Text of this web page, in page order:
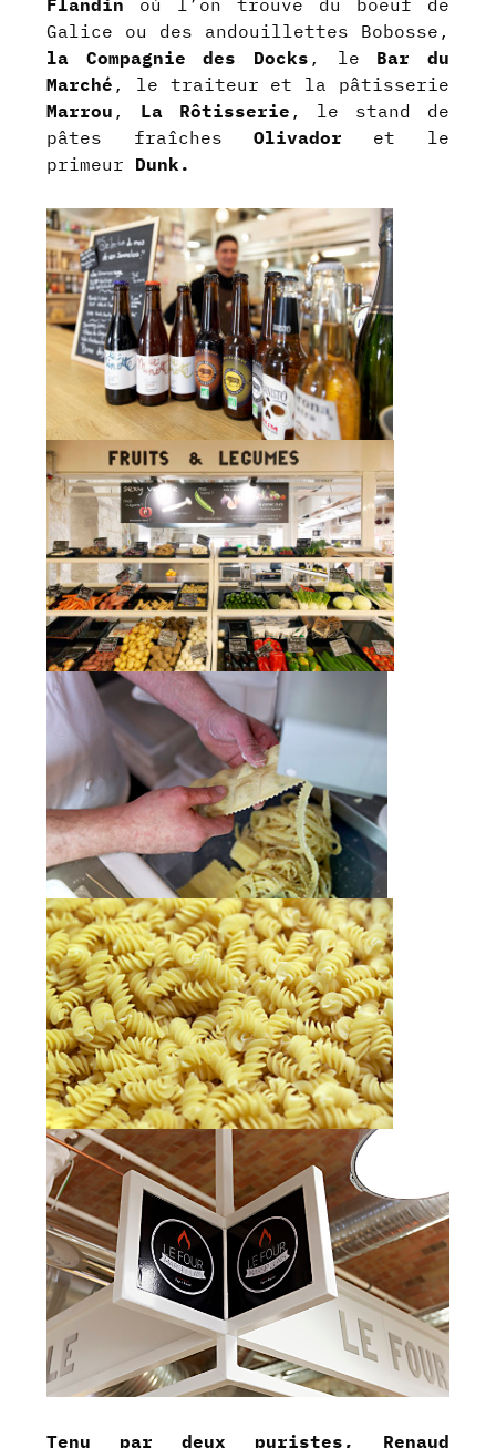
Flandin où l’on trouve du boeuf de
Galice ou des andouillettes Bobosse,
la
Compagnie des Docks , le Bar du
Marché , le traiteur et la pâtisserie
Marrou , La Rôtisserie , le stand de
pâtes fraîches Olivador et le
primeur Dunk.
Tenu par deux puristes, Renaud